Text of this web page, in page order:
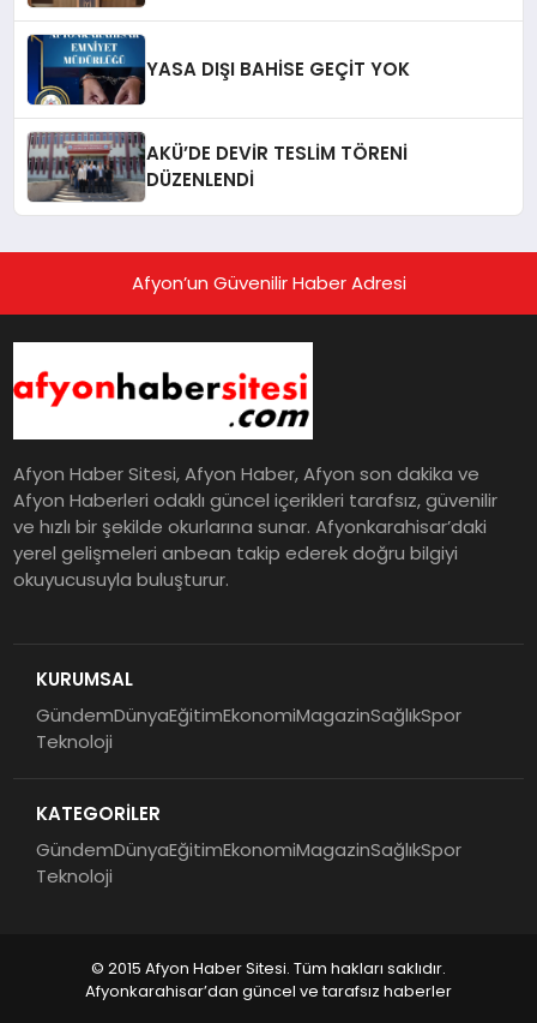
YASA DIŞI BAHİSE GEÇİT YOK
AKÜ’DE DEVİR TESLİM TÖRENİ
DÜZENLENDİ
Afyon’un Güvenilir Haber Adresi
Afyon Haber Sitesi, Afyon Haber, Afyon son dakika ve
Afyon Haberleri odaklı güncel içerikleri tarafsız, güvenilir
ve hızlı bir şekilde okurlarına sunar. Afyonkarahisar’daki
yerel gelişmeleri anbean takip ederek doğru bilgiyi
okuyucusuyla buluşturur.
KURUMSAL
GündemDünyaEğitimEkonomiMagazinSağlıkSpor
Teknoloji
KATEGORİLER
GündemDünyaEğitimEkonomiMagazinSağlıkSpor
Teknoloji
© 2015 Afyon Haber Sitesi. Tüm hakları saklıdır.
Afyonkarahisar’dan güncel ve tarafsız haberler